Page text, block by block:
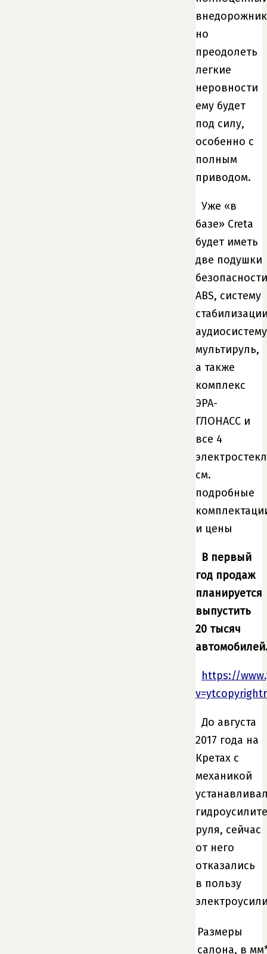
но
преодолеть
легкие
неровности
ему будет
под силу,
особенно с
полным
приводом.
Уже «в
базе» Creta
будет иметь
две подушки
ABS, систему
мультируль,
а также
комплекс
ЭРА-
ГЛОНАСС и
все 4
см.
подробные
и цены
В первый
год продаж
планируется
выпустить
20 тысяч
https://
До августа
2017 года на
Кретах с
механикой
руля, сейчас
от него
отказались
в пользу
Размеры
салона, в